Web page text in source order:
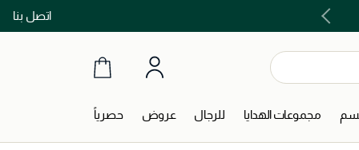
اتصل بنااشتري الآن و ادفع لاحقاً مع تابي و تمارا!
مجموعات الهدايا للرجال عروض حصرياً